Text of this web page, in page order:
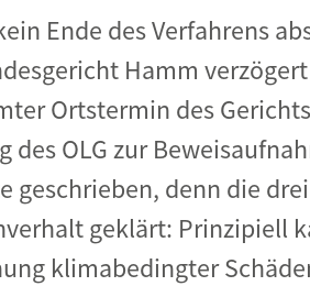
Ende des Verfahrens
Hamm
Ortstermin des
des OLG zur
geschrieben, denn die
geklärt: Prinzipiell
klimabedingter